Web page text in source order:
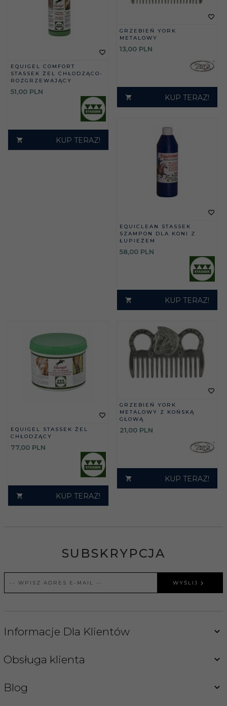
EQUIGEL COMFORT
STASSEK ŻEL CHŁODZĄCO-
ROZGRZEWAJĄCY
51,00 PLN
KUP TERAZ!
GRZEBIEŃ YORK
METALOWY
13,00 PLN
KUP TERAZ!
EQUICLEAN STASSEK
SZAMPON DLA KONI Z
ŁUPIEŻEM
58,00 PLN
KUP TERAZ!
EQUIGEL STASSEK ŻEL
CHŁODZĄCY
77,00 PLN
KUP TERAZ!
GRZEBIEŃ YORK
METALOWY Z KOŃSKĄ
GŁOWĄ
21,00 PLN
KUP TERAZ!
SUBSKRYPCJA
WYŚLIJ
Informacje Dla Klientów
Obsługa klienta
Blog